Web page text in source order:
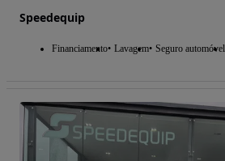
Speedequip
Financiamento Lavagem Seguro automóvel